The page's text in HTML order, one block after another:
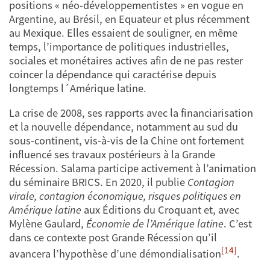
positions « néo-développementistes » en vogue en
Argentine, au Brésil, en Equateur et plus récemment
au Mexique. Elles essaient de souligner, en même
temps, l’importance de politiques industrielles,
sociales et monétaires actives afin de ne pas rester
coincer la dépendance qui caractérise depuis
longtemps l´Amérique latine.
La crise de 2008, ses rapports avec la financiarisation
et la nouvelle dépendance, notamment au sud du
sous-continent, vis-à-vis de la Chine ont fortement
influencé ses travaux postérieurs à la Grande
Récession. Salama participe activement à l’animation
du séminaire BRICS. En 2020, il publie Contagion
virale, contagion économique, risques politiques en
Amérique latine aux Éditions du Croquant et, avec
Mylène Gaulard, Économie de l’Amérique latine. C’est
dans ce contexte post Grande Récession qu’il
avancera l’hypothèse d’une démondialisation[14].